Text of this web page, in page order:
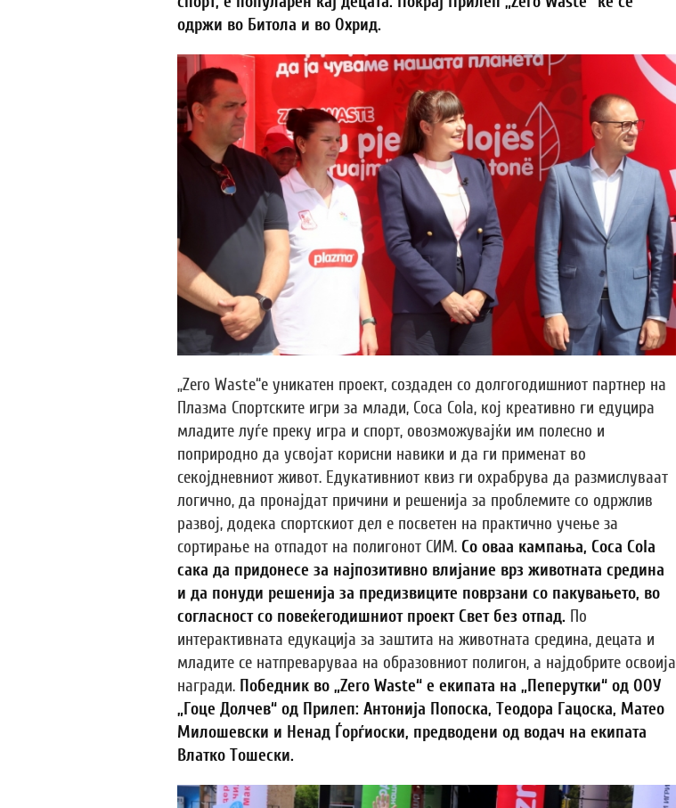
одржи во Битола и во Охрид.
„Zero Waste“е уникатен проект, создаден со долгогодишниот партнер на
Плазма Спортските игри за млади, Coca Cola, кој креативно ги едуцира
младите луѓе преку игра и спорт, овозможувајќи им полесно и
поприродно да усвојат корисни навики и да ги применат во
секојдневниот живот. Едукативниот квиз ги охрабрува да размислуваат
логично, да пронајдат причини и решенија за проблемите со одржлив
развој, додека спортскиот дел е посветен на практично учење за
сортирање на отпадот на полигонот СИМ. Со оваа кампања, Coca Cola
сака да придонесе за најпозитивно влијание врз животната средина
и да понуди решенија за предизвиците поврзани со пакувањето, во
согласност со повеќегодишниот проект Свет без отпад. По
интерактивната едукација за заштита на животната средина, децата и
младите се натпреваруваа на образовниот полигон, а најдобрите освоија
награди. Победник во „Zero Waste“ е екипата на „Пеперутки“ од ООУ
„Гоце Долчев“ од Прилеп: Антонија Попоска, Теодора Гацоска, Матео
Милошевски и Ненад Ѓорѓиоски, предводени од водач на екипата
Влатко Тошески.